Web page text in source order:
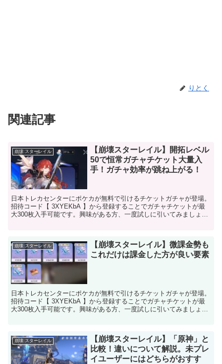
りとく
関連記事
崩壊:スターレイル
【崩壊スターレイル】開拓レベル
50で恒常ガチャチケット大量入
手！ガチャ効率が跳ね上がる！
日本トレカセンターにポケカが無料で引けるチケットガチャが登場。
招待コード【 3XYEKbA 】から登録することでガチャチケットが最
大300枚入手可能です。興味がある方、一度試しに引いてみましょ
崩壊:スターレイル
【崩壊スターレイル】微課金勢も
これだけは課金した方が良い要素
日本トレカセンターにポケカが無料で引けるチケットガチャが登場。
招待コード【 3XYEKbA 】から登録することでガチャチケットが最
大300枚入手可能です。興味がある方、一度試しに引いてみましょ
崩壊:スターレイル
【崩壊スターレイル】「原神」と
比較！違いについて解説。未プレ
イユーザーにはどちらがおすす